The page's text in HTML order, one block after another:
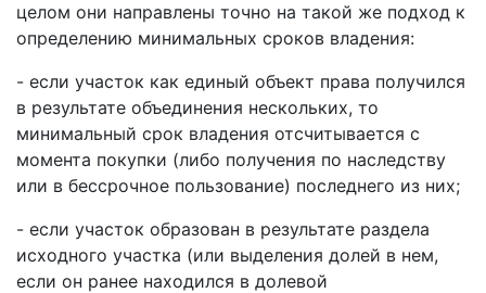
целом они направлены точно на такой же подход к
определению минимальных сроков владения:
- если участок как единый объект права получился
в результате объединения нескольких, то
минимальный срок владения отсчитывается с
момента покупки (либо получения по наследству
или в бессрочное пользование) последнего из них;
- если участок образован в результате раздела
исходного участка (или выделения долей в нем,
если он ранее находился в долевой